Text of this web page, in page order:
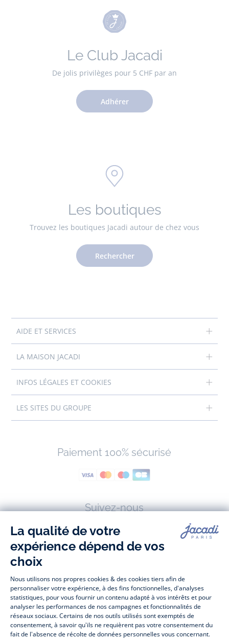
Le Club Jacadi
De jolis privilèges pour 5 CHF par an
Adhérer
Les boutiques
Trouvez les boutiques Jacadi autour de chez vous
Rechercher
AIDE ET SERVICES
LA MAISON JACADI
INFOS LÉGALES ET COOKIES
LES SITES DU GROUPE
Paiement 100% sécurisé
Suivez-nous
Facebook
Jacadi
Tiktok
Jacadi
Jacadi
Youtube
Jacadi Paris vous propose sur sa boutique en ligne une grande variété de
vêtements et chaussures , à la fois élégants et intemporels. Retrouvez,
entre autres, nos collections de body, blouse et combinaison pour les
nouveaux-nés , de t-shirt, pull et short pour les bébés et de pantalons,
chaussettes et accessoires pour les enfants de 1 mois à 12 ans.
Découvrez nos collections mode et tendance pour filles et garçons.
Profitez aussi de nos collections spéciales fête de fin d’année et trouvez